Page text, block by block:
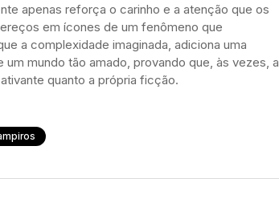
apenas reforça o carinho e a atenção que os
em ícones de um fenômeno que
a complexidade imaginada, adiciona uma
mundo tão amado, provando que, às vezes, a
quanto a própria ficção.